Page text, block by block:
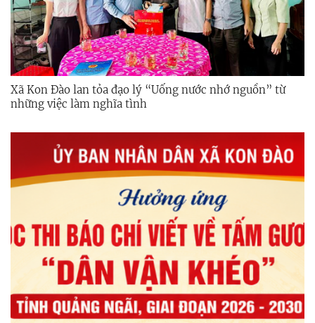
Xã Kon Đào lan tỏa đạo lý “Uống nước nhớ nguồn” từ
những việc làm nghĩa tình